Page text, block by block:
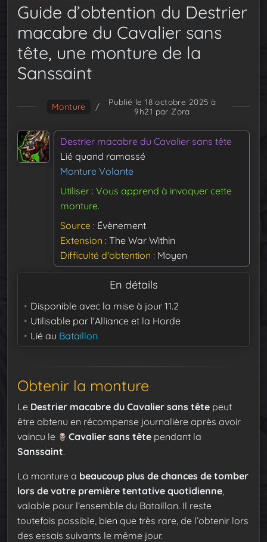
Guide d’obtention du Destrier
macabre du Cavalier sans
tête, une monture de la
Sanssaint
Monture /
Publié le 18 octobre 2025 à
9h21 par Zora
Destrier macabre du Cavalier sans tête
Lié quand ramassé
Monture Volante
Utiliser : Vous apprend à invoquer cette
monture.
Source Évènement
Extension The War Within
Difficulté d'obtention
Moyen
En détails
Disponible avec la mise à jour 11.2
Utilisable par l'Alliance et la Horde
Lié au Bataillon
Obtenir la monture
Le Destrier macabre du Cavalier sans tête peut
être obtenu en récompense journalière après avoir
vaincu le
Cavalier sans tête pendant la
Sanssaint.
La monture a beaucoup plus de chances de tomber
lors de votre première tentative quotidienne
valable pour l’ensemble du Bataillon. Il reste
toutefois possible, bien que très rare, de l’obtenir lors
des essais suivants le même jour.